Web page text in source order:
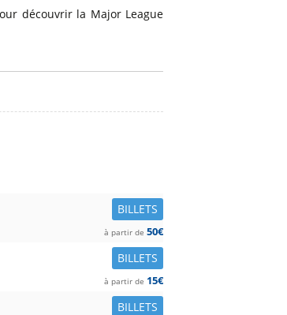
découvrir la Major League
BILLETS
à partir de 50€
BILLETS
à partir de 15€
BILLETS